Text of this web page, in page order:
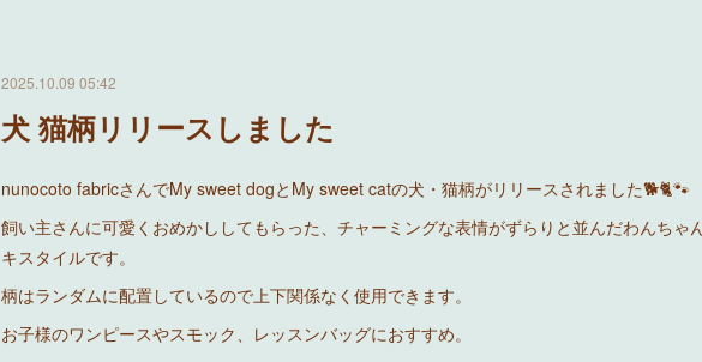
2025.10.09 05:42
犬 猫柄リリースしました
nunocoto fabricさんでMy sweet dogとMy sweet catの犬・猫柄がリリースされました🐕🐈🐾
飼い主さんに可愛くおめかししてもらった、チャーミングな表情がずらりと並んだわんちゃ
キスタイルです。
柄はランダムに配置しているので上下関係なく使用できます。
お子様のワンピースやスモック、レッスンバッグにおすすめ。